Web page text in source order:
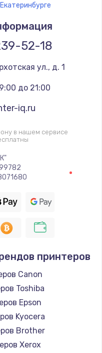
52-18
ул., д. 1
до 21:00
iq.ru
в нашем сервисе
принтеров
Canon
Toshiba
Epson
Kyocera
Brother
Xerox